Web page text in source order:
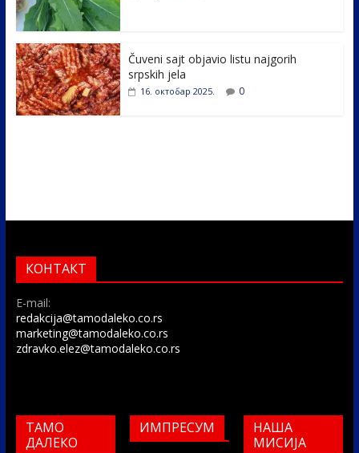
Čuveni sajt objavio listu najgorih
srpskih jela
16. октобар 2025. 0
КОНТАКТ
E-mail:
redakcija@tamodaleko.co.rs
marketing@tamodaleko.co.rs
zdravko.elez@tamodaleko.co.rs
ТАМО
ДАЛЕКО
ИМПРЕСУМ
НАША
МИСИЈА